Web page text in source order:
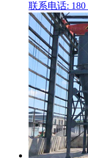
联系电话: 180